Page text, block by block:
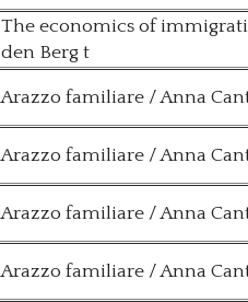
The economics of
den Berg t
Arazzo familiare / Anna
Arazzo familiare / Anna
Arazzo familiare / Anna
Arazzo familiare / Anna